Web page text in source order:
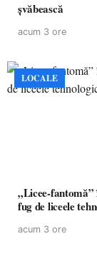
șvăbească
acum 3 ore
LOCALE
„Licee-fantomă” în Satu Mare?
fug de liceele
acum 3 ore